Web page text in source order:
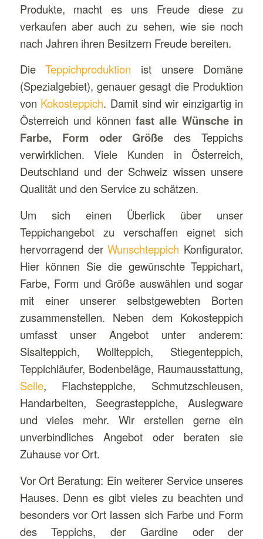
Produkte, macht es uns Freude diese zu
verkaufen aber auch zu sehen, wie sie noch
nach Jahren ihren Besitzern Freude bereiten.
DieTeppichproduktion ist unsere Domäne
(Spezialgebiet), genauer gesagt die Produktion
von Kokosteppich. Damit sind wir einzigartig in
Österreich und können fast alle Wünsche in
Farbe, Form oder Größe des Teppichs
verwirklichen. Viele Kunden in Österreich,
Deutschland und der Schweiz wissen unsere
Qualität und den Service zu schätzen.
Um sich einen Überlick über unser
Teppichangebot zu verschaffen eignet sich
hervorragend derWunschteppich Konfigurator.
Hier können Sie die gewünschte Teppichart,
Farbe, Form und Größe auswählen und sogar
mit einer unserer selbstgewebten Borten
zusammenstellen. Neben dem Kokosteppich
umfasst unser Angebot unter anderem:
Sisalteppich, Wollteppich, Stiegenteppich,
Teppichläufer, Bodenbeläge, Raumausstattung,
Seile, Flachsteppiche, Schmutzschleusen,
Handarbeiten, Seegrasteppiche, Auslegware
und vieles mehr. Wir erstellen gerne ein
unverbindliches Angebot oder beraten sie
Zuhause vor Ort.
Vor Ort Beratung: Ein weiterer Service unseres
Hauses. Denn es gibt vieles zu beachten und
besonders vor Ort lassen sich Farbe und Form
des Teppichs, der Gardine oder der